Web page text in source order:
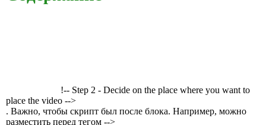
!-- Step 2 - Decide on the place where you want to
place the video -->
. Важно, чтобы скрипт был после блока. Например, можно
разместить перед тегом -->